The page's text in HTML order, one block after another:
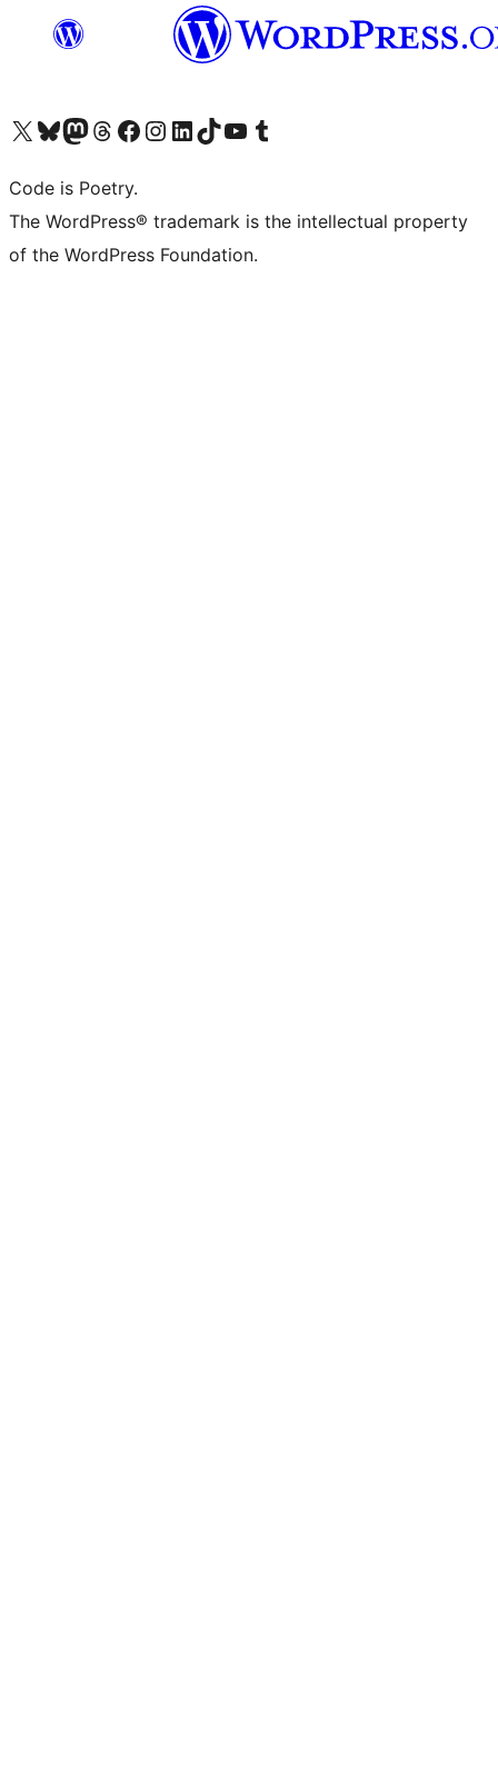
Visit our X (formerly Twitter) account
ഞങ്ങളുടെ ബ്ലൂസ്കൈ അക്കൗണ്ട് സന്ദർശിക്കുക
Visit our Mastodon account
ഞങ്ങളുടെ ത്രെഡ്സ് അക്കൗണ്ട് സന്ദർശിക്കുക
Visit our Facebook page
Visit our Instagram account
Visit our LinkedIn account
ഞങ്ങളുടെ ടിക് ടോക് അക്കൗണ്ട് സന്ദർശിക്കുക
Visit our YouTube channel
ഞങ്ങളുടെ ടംബ്ലർ അക്കൗണ്ട് സന്ദർശിക്കുക
Code is Poetry.
The WordPress® trademark is the intellectual property
of the WordPress Foundation.